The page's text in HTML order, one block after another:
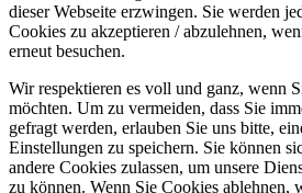
dieser Webseite erzwingen. Sie werden
Cookies zu akzeptieren / abzulehnen,
erneut besuchen.
Wir respektieren es voll und ganz, wenn
möchten. Um zu vermeiden, dass Sie
gefragt werden, erlauben Sie uns bitte,
Einstellungen zu speichern. Sie können
andere Cookies zulassen, um unsere
zu können. Wenn Sie Cookies ablehnen,